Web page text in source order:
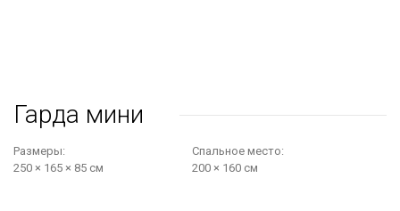
Гарда мини
Размеры:
250 × 165 × 85 см
Cпальное место:
200 × 160 см